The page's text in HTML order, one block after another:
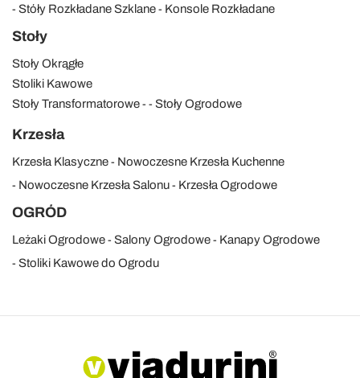
Stóły Rozkładane Szklane
Konsole Rozkładane
Stoły
Stoły Okrągłe
Stoliki Kawowe
Stoły Transformatorowe
Stoły Ogrodowe
Krzesła
Krzesła Klasyczne
Nowoczesne Krzesła Kuchenne
Nowoczesne Krzesła Salonu
Krzesła Ogrodowe
OGRÓD
Leżaki Ogrodowe Salony Ogrodowe
Kanapy Ogrodowe
Stoliki Kawowe do Ogrodu